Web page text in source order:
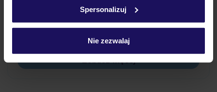
Spersonalizuj
Nie zezwalaj
Jak zmienić uczestników/osobę zgłaszającą?
Czy w Hotelu będzie przedstawiciel TUI?
pokładowe/bilety lotnicze?
Zobacz więcej